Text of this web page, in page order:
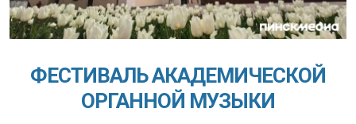
ФЕСТИВАЛЬ АКАДЕМИЧЕСКОЙ
ОРГАННОЙ МУЗЫКИ